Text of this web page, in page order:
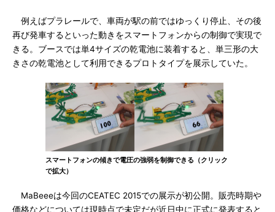
例えばプラレールで、車両が駅の前ではゆっくり停止、その後
再び発車するといった動きをスマートフォンからの制御で実現で
きる。ブースでは単4サイズの乾電池に装着すると、単三形の大
きさの乾電池として利用できるプロトタイプを展示していた。
スマートフォンの傾きで電圧の強弱を制御できる（クリック
で拡大）
MaBeeeは今回のCEATEC 2015での展示が初公開。販売時期や
価格などについては現時点で未定だが近日中に正式に発表すると